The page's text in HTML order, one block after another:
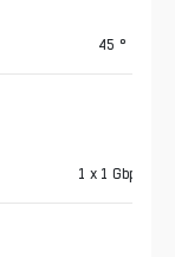
45 °
1 x 1 Gbps